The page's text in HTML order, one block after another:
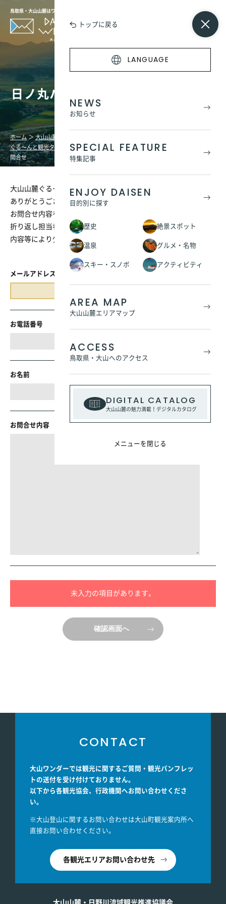
トップに戻る
LANGUAGE
NEWS
お知らせ
SPECIAL FEATURE
特集記事
ENJOY DAISEN
目的別に探す
歴史 絶景スポット
温泉 グルメ・名物
スキー・スノボ アクティビティ
AREA MAP
大山山麓エリアマップ
ACCESS
鳥取県・大山へのアクセス
DIGITAL CATALOG
大山山麓の魅力満載！デジタルカタログ
メニューを閉じる
鳥取県・大山山麓はワンダーの宝庫
日ノ丸ハイヤー米子営業所へのお問
ホーム ＞ 大山山麓
ぐる〜んと観光タクシー旅 ＞お問い合わせ一覧 ＞ 日ノ丸ハイヤー米子営業所へのお
問合せ
大山山麓ぐるーんとタクシー旅についてご関心をお寄せいただき
ありがとうございます。
お問合せ内容をご入力のうえ、ご送信ください。
折り返し担当者よりご連絡いたします。
内容等により少々お時間をいただく場合がございます。
メールアドレス 入力してください。
お電話番号
お名前
お問合せ内容
未入力の項目があります。
CONTACT
大山ワンダーでは観光に関するご質問・観光パンフレッ
トの送付を受け付けておりません。
以下から各観光協会、行政機関へお問い合わせくださ
い。
※大山登山に関するお問い合わせは大山町観光案内所へ
直接お問い合わせください。
各観光エリアお問い合わせ先
大山山麓・日野川流域観光推進協議会